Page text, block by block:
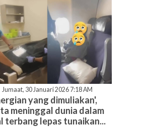
Jumaat, 30 Januari 2026 7:18 AM
yang dimuliakan',
meninggal dunia dalam
terbang lepas tunaikan...